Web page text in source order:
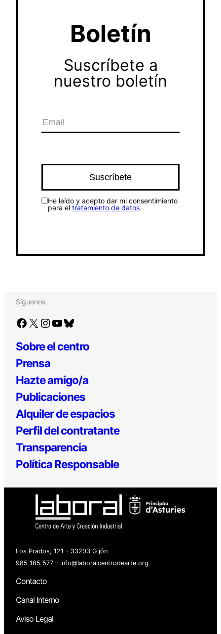
Boletín
Suscríbete a
nuestro boletín
He leído y acepto dar mi consentimiento
para el tratamiento de datos.
Síguenos
Facebook X Instagram YouTube Bluesky
Sobre el centro
Prensa
Hazte amigo/a
Publicaciones
Alquiler de espacios
Perfil del contratante
Transparencia
Política Responsable
Los Prados, 121 – 33203 Gijón
985 185 577 – info@laboralcentrodearte.org
Contacto
Canal Interno
Aviso Legal